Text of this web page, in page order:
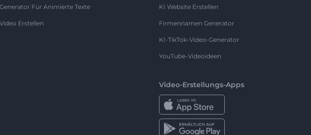
Generator Für Animierte Texte
Video Erstellen
KI Website Erstellen
Firmennamen Generator
KI-TikTok-Video-Generator
YouTube-Videoideen
Video-Erstellungs-Apps